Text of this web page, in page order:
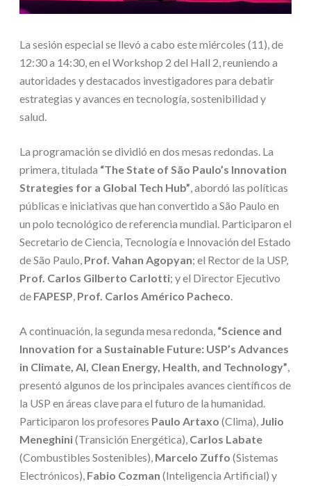
La sesión especial se llevó a cabo este miércoles (11), de
12:30 a 14:30, en el Workshop 2 del Hall 2, reuniendo a
autoridades y destacados investigadores para debatir
estrategias y avances en tecnología, sostenibilidad y
salud.
La programación se dividió en dos mesas redondas. La
primera, titulada “The State of São Paulo’s Innovation
Strategies for a Global Tech Hub”, abordó las políticas
públicas e iniciativas que han convertido a São Paulo en
un polo tecnológico de referencia mundial. Participaron el
Secretario de Ciencia, Tecnología e Innovación del Estado
de São Paulo, Prof. Vahan Agopyan; el Rector de la USP,
Prof. Carlos Gilberto Carlotti; y el Director Ejecutivo
de FAPESP, Prof. Carlos Américo Pacheco.
A continuación, la segunda mesa redonda, “Science and
Innovation for a Sustainable Future: USP’s Advances
in Climate, AI, Clean Energy, Health, and Technology”,
presentó algunos de los principales avances científicos de
la USP en áreas clave para el futuro de la humanidad.
Participaron los profesores Paulo Artaxo (Clima), Julio
Meneghini(Transición Energética), Carlos Labate
(Combustibles Sostenibles), Marcelo Zuffo (Sistemas
Electrónicos), Fabio Cozman (Inteligencia Artificial) y